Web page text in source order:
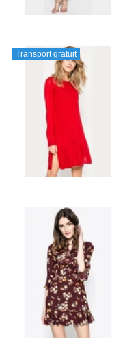
Transport gratuit